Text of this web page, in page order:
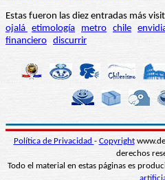
Estas fueron las diez entradas más
ojalá etimología metro chile
financiero discurrir
Política de Privacidad - Copyright
derechos
Todo el material en estas páginas es